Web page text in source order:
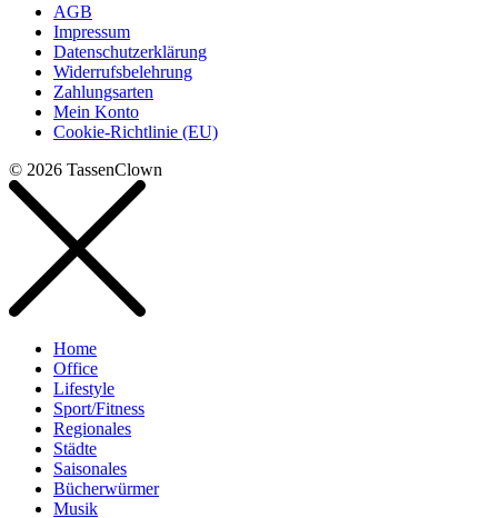
AGB
Impressum
Datenschutzerklärung
Widerrufsbelehrung
Zahlungsarten
Mein Konto
Cookie-Richtlinie (EU)
© 2026 TassenClown
Home
Office
Lifestyle
Sport/Fitness
Regionales
Städte
Saisonales
Bücherwürmer
Musik